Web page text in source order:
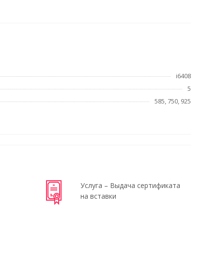
i6408
5
585, 750, 925
Услуга – Выдача сертификата
на вставки